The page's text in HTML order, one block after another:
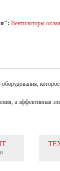
Вентиляторы
а эффективная